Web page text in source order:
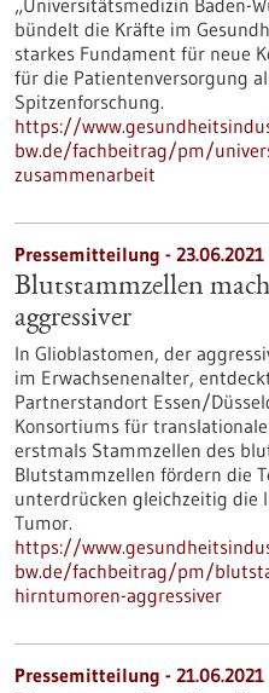
„Universitätsmedizin Baden-
bündelt die Kräfte im
starkes Fundament für neue
für die Patientenversorgung
Spitzenforschung.
https://
bw.de/fachbeitrag/pm/
zusammenarbeit
Pressemitteilung - 23.06.2021
Blutstammzellen
aggressiver
In Glioblastomen, der
im Erwachsenenalter,
Partnerstandort Essen/
Konsortiums für
erstmals Stammzellen des
Blutstammzellen fördern die
unterdrücken gleichzeitig die
Tumor.
https://
bw.de/fachbeitrag/pm/
hirntumoren-aggressiver
Pressemitteilung - 21.06.2021